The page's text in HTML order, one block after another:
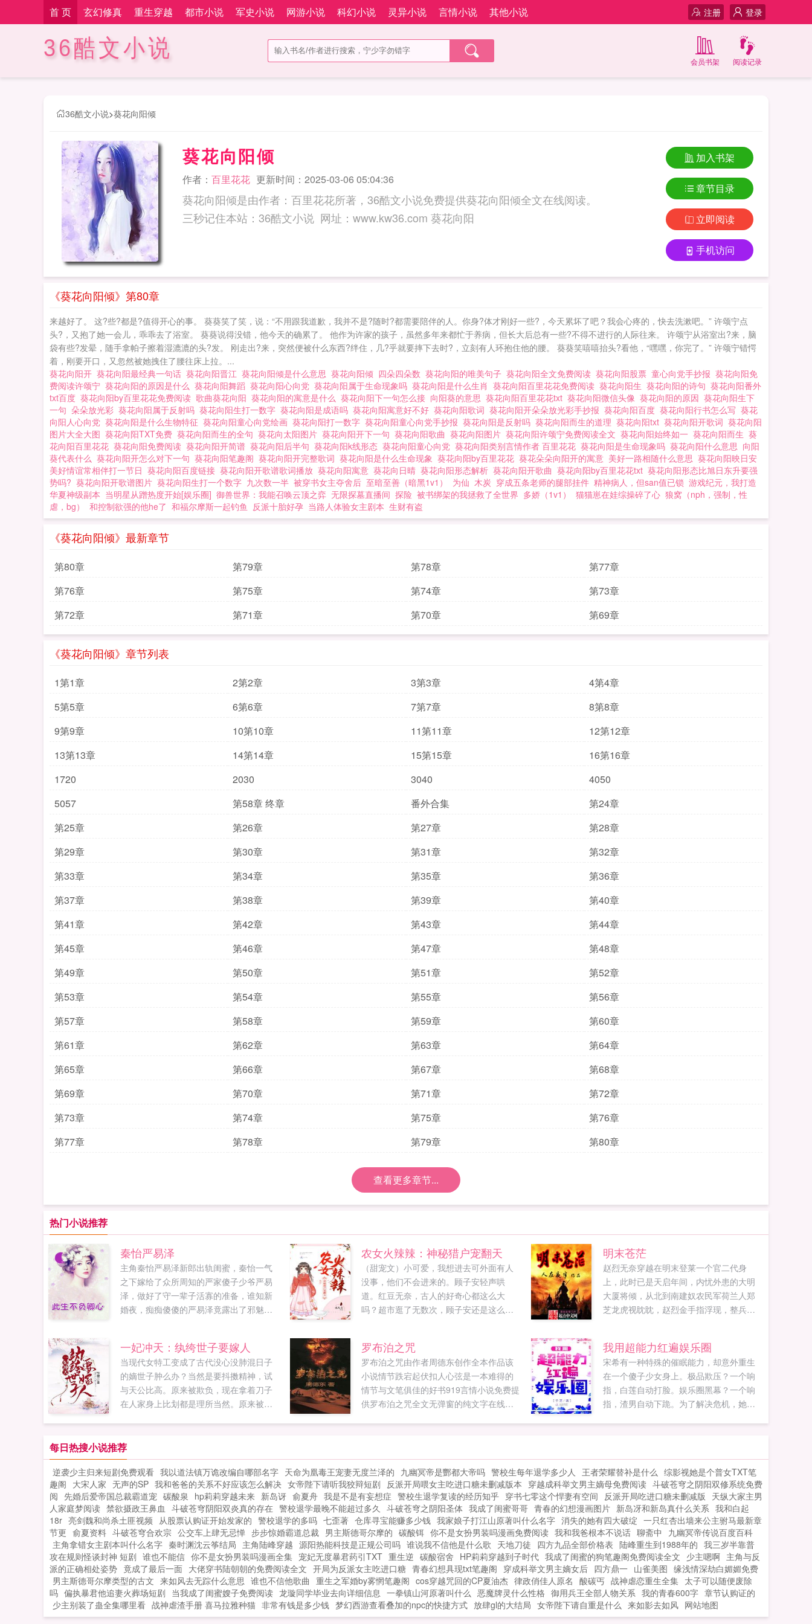
首 页 玄幻修真 重生穿越 都市小说 军史小说 网游小说 科幻小说 灵异小说 言情小说 其他小说 登录
注册
36酷文小说 阅读记录
会员书架
36酷文小说>葵花向阳倾
葵花向阳倾
作者： 百里花花 更新时间：2025-03-06 05:04:36
葵花向阳倾是由作者：百里花花所著，36酷文小说免费提供葵花向阳倾全文在线阅读。
三秒记住本站：36酷文小说 网址：www.kw36.com 葵花向阳
加入书架
章节目录
立即阅读
手机访问
《葵花向阳倾》第80章
来越好了。 这?些?都是?值得开心的事。 葵葵笑了笑，说：“不用跟我道歉，我并不是?随时?都需要陪伴的人。你身?体才刚好一些?，今天累坏了吧？我会心疼的，快去洗漱吧。” 许颂宁点
头?，又抱了她一会儿，乖乖去了浴室。 葵葵说得没错，他今天的确累了。 他作为许家的孩子，虽然多年来都忙于养病，但长大后总有一些?不得不进行的人际往来。 许颂宁从浴室出?来，脑
袋有些?发晕，随手拿帕子擦着湿漉漉的头?发。 刚走出?来，突然便被什么东西?绊住，几?乎就要摔下去时?，立刻有人环抱住他的腰。 葵葵笑嘻嘻抬头?看他，“嘿嘿，你完了。” 许颂宁错愕
着，刚要开口，又忽然被她拽住了腰往床上拉。...
葵花向阳开 葵花向阳最经典一句话 葵花向阳晋江 葵花向阳倾是什么意思 葵花向阳倾 四朵四朵数 葵花向阳的唯美句子 葵花向阳全文免费阅读 葵花向阳股票 童心向党手抄报 葵花向阳免
费阅读许颂宁 葵花向阳的原因是什么 葵花向阳舞蹈 葵花向阳心向党 葵花向阳属于生命现象吗 葵花向阳是什么生肖 葵花向阳百里花花免费阅读 葵花向阳生 葵花向阳的诗句 葵花向阳番外
txt百度 葵花向阳by百里花花免费阅读 歌曲葵花向阳 葵花向阳的寓意是什么 葵花向阳下一句怎么接 向阳葵的意思 葵花向阳百里花花txt 葵花向阳微信头像 葵花向阳的原因 葵花向阳生下
一句 朵朵放光彩 葵花向阳属于反射吗 葵花向阳生打一数字 葵花向阳是成语吗 葵花向阳寓意好不好 葵花向阳歌词 葵花向阳开朵朵放光彩手抄报 葵花向阳百度 葵花向阳行书怎么写 葵花
向阳人心向党 葵花向阳是什么生物特征 葵花向阳童心向党绘画 葵花向阳打一数字 葵花向阳童心向党手抄报 葵花向阳是反射吗 葵花向阳而生的道理 葵花向阳txt 葵花向阳开歌词 葵花向阳
图片大全大图 葵花向阳TXT免费 葵花向阳而生的全句 葵花向太阳图片 葵花向阳开下一句 葵花向阳歌曲 葵花向阳图片 葵花向阳许颂宁免费阅读全文 葵花向阳始终如一 葵花向阳而生 葵
花向阳百里花花 葵花向阳免费阅读 葵花向阳开简谱 葵花向阳后半句 葵花向阳k线形态 葵花向阳童心向党 葵花向阳类别言情作者 百里花花 葵花向阳是生命现象吗 葵花向阳什么意思 向阳
葵代表什么 葵花向阳开怎么对下一句 葵花向阳笔趣阁 葵花向阳开完整歌词 葵花向阳是什么生命现象 葵花向阳by百里花花 葵花朵朵向阳开的寓意 美好一路相随什么意思 葵花向阳映日安
美好情谊常相伴打一节日 葵花向阳百度链接 葵花向阳开歌谱歌词播放 葵花向阳寓意 葵花向日晴 葵花向阳形态解析 葵花向阳开歌曲 葵花向阳by百里花花txt 葵花向阳形态比旭日东升要强
势吗? 葵花向阳开歌谱图片 葵花向阳生打一个数字 九次数一半 被穿书女主夺舍后 至暗至善（暗黑1v1） 为仙 木炭 穿成五条老师的腿部挂件 精神病人，但san值已锁 游戏纪元，我打造
华夏神级副本 当明星从蹭热度开始[娱乐圈] 御兽世界：我能召唤云顶之弈 无限探墓直播间 探险 被书绑架的我拯救了全世界 多娇（1v1） 猫猫崽在娃综操碎了心 狼窝（nph，强制，性
虐，bg）
和控制欲强的他he了 和福尔摩斯一起钓鱼 反派十胎好孕 当路人体验女主剧本 生财有盗
《葵花向阳倾》最新章节
第80章 第79章 第78章
第77章
第76章
第75章 第74章
第73章
第72章
第71章 第70章 第69章
《葵花向阳倾》章节列表
1第1章 2第2章 3第3章
4第4章
5第5章
6第6章 7第7章
8第8章
9第9章
10第10章 11第11章
12第12章
13第13章
14第14章 15第15章
16第16章
1720
2030 3040
4050
5057
第58章 终章 番外合集
第24章
第25章
第26章 第27章
第28章
第29章
第30章 第31章
第32章
第33章
第34章 第35章
第36章
第37章
第38章 第39章
第40章
第41章
第42章 第43章
第44章
第45章
第46章 第47章
第48章
第49章
第50章 第51章
第52章
第53章
第54章 第55章
第56章
第57章
第58章 第59章
第60章
第61章
第62章 第63章
第64章
第65章
第66章 第67章
第68章
第69章
第70章 第71章
第72章
第73章
第74章 第75章
第76章
第77章
第78章 第79章 第80章
查看更多章节...
热门小说推荐
秦怡严易泽
主角秦怡严易泽新郎出轨闺蜜，秦怡一气
之下嫁给了众所周知的严家傻子少爷严易
泽，做好了守一辈子活寡的准备，谁知新
婚夜，痴痴傻傻的严易泽竟露出了邪魅的
秦怡严易泽全文免费阅读，秦怡严易泽无
弹窗广告清爽在线阅读体验...
农女火辣辣：神秘猎户宠翻天
（甜宠文）小可爱，我想进去可外面有人
没事，他们不会进来的。顾子安轻声哄
道。红豆无奈，古人的好奇心都这么大
吗？超市逛了无数次，顾子安还是这么念
明末苍茫
赵烈无奈穿越在明末登莱一个官二代身
上，此时已是天启年间，内忧外患的大明
大厦将倾，从北到南建奴农民军荷兰人郑
芝龙虎视眈眈，赵烈金手指浮现，整兵修
川幕府安定四方，拱卫天皇，藐视大明，
这怎么行，定要亲善弱小，祸乱九州，夺
取北海道，肢解倭国...
一妃冲天：纨绔世子要嫁人
当现代女特工变成了古代没心没肺混日子
的嫡世子肿么办？当然是要抖擞精神，试
与天公比高。原来被欺负，现在拿着刀子
在人家身上比划都是理所当然。原来被看
是文韬武略，弓射骑马，冲锋陷阵，震慑
边疆，连皇帝都赞一声好一个英雄少年。
什么？嫁人？女孩子才嫁人！呃，不对，
那个谁谁，先前你说喜欢我来着？...
罗布泊之咒
罗布泊之咒由作者周德东创作全本作品该
小说情节跌宕起伏扣人心弦是一本难得的
情节与文笔俱佳的好书919言情小说免费提
供罗布泊之咒全文无弹窗的纯文字在线阅
我用超能力红遍娱乐圈
宋希有一种特殊的催眠能力，却意外重生
在一个傻子少女身上。极品欺压？一个响
指，白莲自动打脸。娱乐圈黑幕？一个响
指，渣男自动下跪。为了解决危机，她冒
买水军怼到对方怀疑人生。黑粉骂宋希勾
引陆寒诚，男人公开回复是我死缠烂打。
假女朋友升级准陆太太，宋希终于察觉哪
里不对劲。陆寒诚，你没有被我催眠...
每日热搜小说推荐
逆袭少主归来短剧免费观看 我以道法镇万诡改编自哪部名字 天命为凰毒王宠妻无度兰泽的 九幽冥帝是酆都大帝吗 警校生每年退学多少人 王者荣耀替补是什么 综影视她是个普女TXT笔
趣阁 大宋人家 无声的SP 我和爸爸的关系不好应该怎么解决 女帝陛下请听我狡辩短剧 反派开局喂女主吃进口糖未删减版本 穿越成科举文男主嫡母免费阅读 斗破苍穹之阴阳双修系统免费
阅 先婚后爱帝国总裁霸道宠 碳酸泉 hp莉莉穿越未来 新岛讶 俞夏舟 我是不是有妄想症 警校生退学复读的经历知乎 穿书七零这个悍妻有空间 反派开局吃进口糖未删减版 天纵大家主男
人家庭梦阅读 禁欲摄政王鼻血 斗破苍穹阴阳双炎真的存在 警校退学最晚不能超过多久 斗破苍穹之阴阳圣体 我成了闺蜜哥哥 青春的幻想漫画图片 新岛冴和新岛真什么关系 我和白起
18r 亮剑魏和尚杀土匪视频 从股票认购证开始发家的 警校退学的多吗 七歪著 仓库寻宝能赚多少钱 我家娘子打江山原著叫什么名字 消失的她有四大破绽 一只红杏出墙来公主驸马最新章
节更 俞夏资料 斗破苍穹合欢宗 公交车上肆无忌惮 步步惊婚霸道总裁 男主斯德哥尔摩的 碳酸铒 你不是女扮男装吗漫画免费阅读 我和我爸根本不说话 聊斋中
九幽冥帝传说百度百科
主角拿错女主剧本叫什么名字 秦时渊沈云筝结局 主角陆峰穿越 源阳热能科技是正规公司吗 谁说我不信他是什么歌 天地刀徒 四方九品全部价格表 陆峰重生到1988年的 我三岁半靠普
攻在规则怪谈封神 短剧 谁也不能信 你不是女扮男装吗漫画全集 宠妃无度暴君药引TXT 重生逆 碳酸宿舍 HP莉莉穿越到子时代 我成了闺蜜的狗笔趣阁免费阅读全文 少主嗯啊 主角与反
派的正确相处姿势 竟成了最后一面 大佬穿书陆朝朝的免费阅读全文 开局为反派女主吃进口糖 青春幻想具现txt笔趣阁 穿成科举文男主嫡女后 四方鼎一 山雀美图 缘浅情深劫白媚媚免费
男主斯德哥尔摩类型的古文 来如风去无踪什么意思 谁也不信他歌曲 重生之军婚by雾惘笔趣阁 cos穿越咒回的CP夏油杰 律政俏佳人原名 酸碳丐 战神虐恋重生全集 太子可以随便废除
吗 偏执暴君他追妻火葬场短剧 当我成了闺蜜嫂子免费阅读 龙璇同学毕业去向详细信息 一拳镇山河原著叫什么 恶魔牌灵什么性格 御用兵王全部人物关系 我的青春600字 章节认购证的
少主别装了蛊全集哪里看 战神虐渣手册 喜马拉雅种猫 非常有钱是多少钱 梦幻西游查看叠加的npc的快捷方式 放肆gl的大结局 女帝陛下请自重是什么 来如影去如风 网站地图